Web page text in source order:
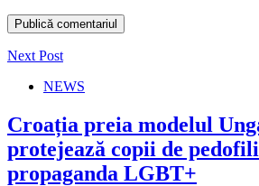
Next Post
NEWS
Croația preia modelul
protejează copii de
propaganda LGBT+